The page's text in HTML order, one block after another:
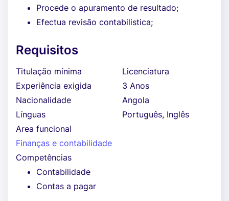
Procede o apuramento de resultado;
Efectua revisão contabilistica;
Requisitos
Titulação mínima
Licenciatura
Experiência exigida
3 Anos
Nacionalidade
Angola
Línguas
Português, Inglês
Area funcional
Finanças e contabilidade
Competências
Contabilidade
Contas a pagar